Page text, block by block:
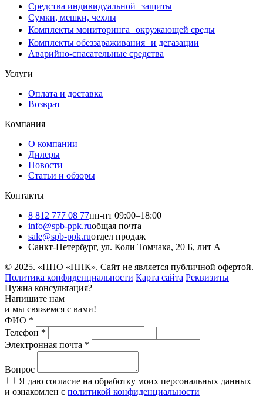
Средства индивидуальной защиты
Сумки, мешки, чехлы
Комплекты мониторинга окружающей среды
Комплекты обеззараживания и дегазации
Аварийно-спасательные средства
Услуги
Оплата и доставка
Возврат
Компания
О компании
Дилеры
Новости
Статьи и обзоры
Контакты
8 812 777 08 77пн-пт 09:00–18:00
info@spb-ppk.ruобщая почта
sale@spb-ppk.ruотдел продаж
Санкт-Петербург, ул. Коли Томчака, 20 Б, лит А
© 2025. «НПО «ППК». Сайт не является публичной офертой.
Политика конфиденциальности Карта сайта Реквизиты
Нужна консультация?
Напишите нам
и мы свяжемся с вами!
ФИО *
Телефон *
Электронная почта *
Вопрос
Я даю согласие на обработку моих персональных данных
и ознакомлен с политикой конфиденциальности